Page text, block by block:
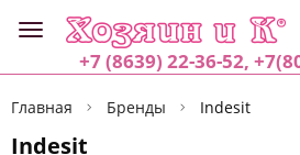
+7 (8639) 22-36-52,
Главная Бренды Indesit
Indesit